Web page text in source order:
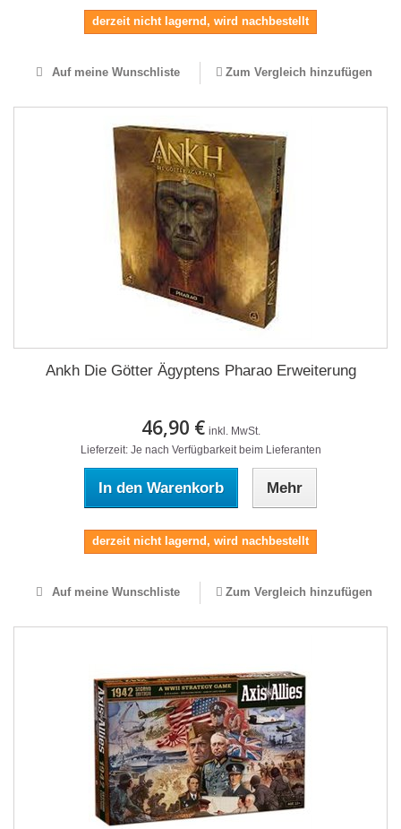
derzeit nicht lagernd, wird nachbestellt
Auf meine Wunschliste Zum Vergleich hinzufügen
Ankh Die Götter Ägyptens Pharao Erweiterung
46,90 € inkl. MwSt.
Lieferzeit: Je nach Verfügbarkeit beim Lieferanten
In den Warenkorb Mehr
derzeit nicht lagernd, wird nachbestellt
Auf meine Wunschliste Zum Vergleich hinzufügen